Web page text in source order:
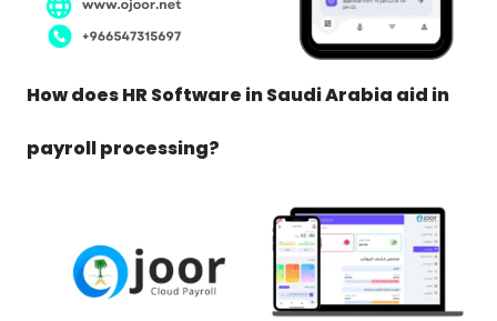
How does HR Software in Saudi Arabia aid in
payroll processing?